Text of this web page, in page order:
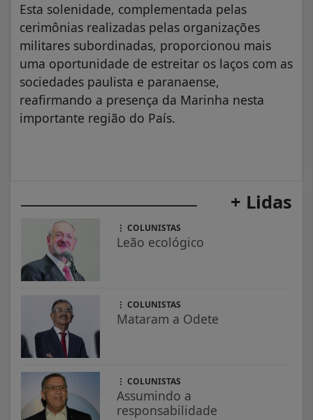
Esta solenidade, complementada pelas
cerimônias realizadas pelas organizações
militares subordinadas, proporcionou mais
uma oportunidade de estreitar os laços com as
sociedades paulista e paranaense,
reafirmando a presença da Marinha nesta
importante região do País.
+ Lidas
COLUNISTAS
Leão ecológico
COLUNISTAS
Mataram a Odete
COLUNISTAS
Assumindo a
responsabilidade